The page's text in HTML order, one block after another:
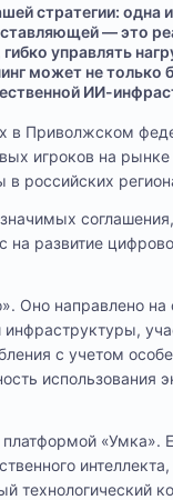
стратегии: одна
— это
управлять
может не только
ИИ-
Приволжском
игроков на
российских
развитие
Оно направлено на
с учетом
использования
«Умка».